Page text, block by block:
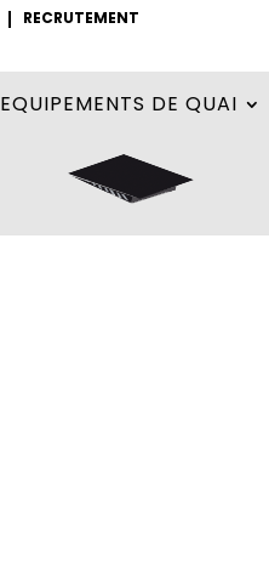
RECRUTEMENT
EQUIPEMENTS DE QUAI